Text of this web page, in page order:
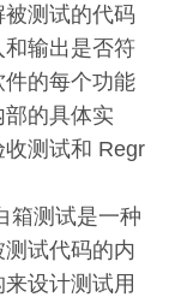
测试的代码
输出是否符
的每个功能
的具体实
测试和 Regr
箱测试是一种
试代码的内
设计测试用